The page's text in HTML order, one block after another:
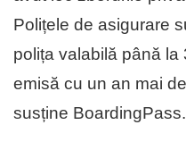
Polițele de asigurare
polița valabilă până
emisă cu un an mai
susține BoardingPass.